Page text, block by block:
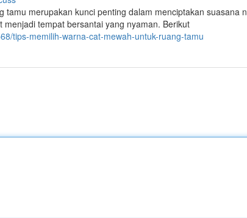
merupakan kunci penting dalam menciptakan suasana
tempat bersantai yang nyaman. Berikut
tips-memilih-warna-cat-mewah-untuk-ruang-tamu